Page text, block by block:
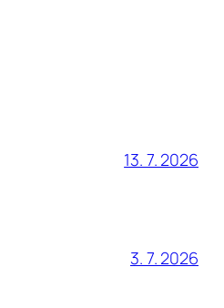
13. 7. 2026
3. 7. 2026